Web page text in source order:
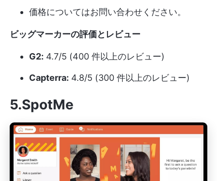
価格についてはお問い合わせください。
ビッグマーカーの評価とレビュー
G2: 4.7/5 (400 件以上のレビュー)
Capterra: 4.8/5 (300 件以上のレビュー)
5.SpotMe